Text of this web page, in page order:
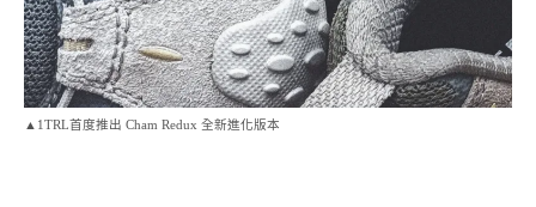
▲1TRL首度推出 Cham Redux 全新進化版本